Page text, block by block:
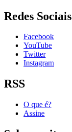
Redes Sociais
Facebook
YouTube
Twitter
Instagram
RSS
O que é?
Assine